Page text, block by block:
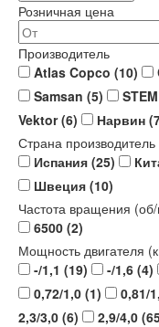
Розничная цена
Производитель
Atlas Copco (10)
Samsan (5)
Vektor(6) Нарвин
Страна производитель
Испания (25)
Швеция (10)
Частота вращения
6500 (2)
Мощность двигателя
-/1,1 (19) -/1,6 (4)
0,72/1,0 (1) 0,81/
2,3/3,0 (6) 2,9/4,0